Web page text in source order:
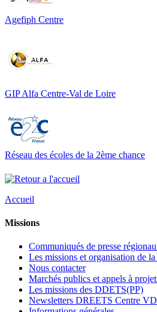
Agefiph Centre
GIP Alfa Centre-Val de Loire
Réseau des écoles de la 2ème chance
Accueil
Missions
Communiqués de presse
Les missions et organisation de
Nous contacter
Marchés publics et appels à
Les missions des DDETS(PP)
Newsletters DREETS Centre